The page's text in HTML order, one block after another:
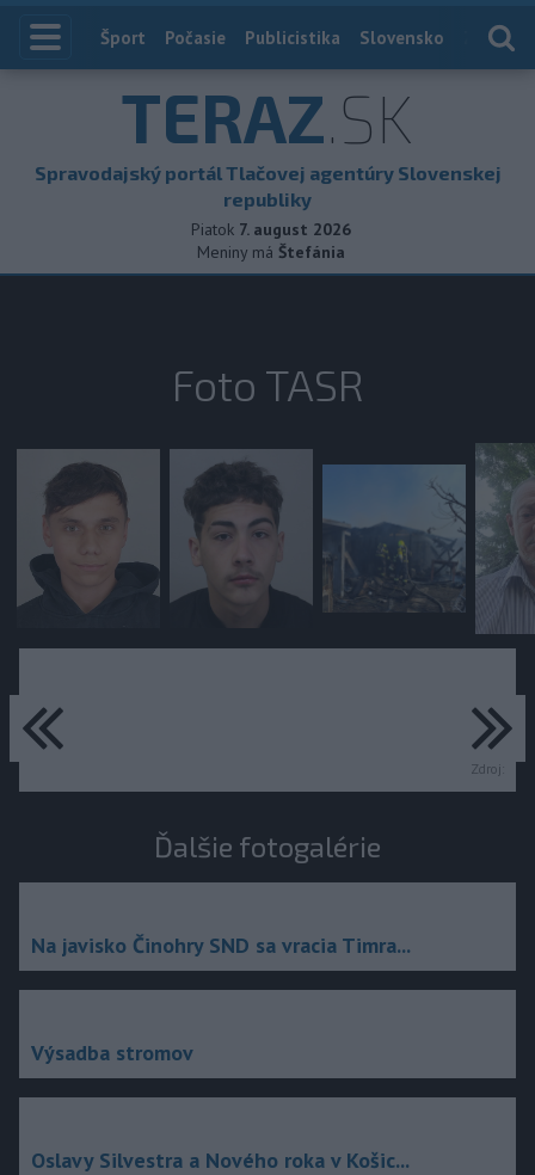
Index
Šport Počasie Publicistika Slovensko
TERAZ.SK
Spravodajský portál Tlačovej agentúry Slovenskej
republiky
Piatok 7. august 2026
Meniny má Štefánia
Foto TASR
Zdroj:
predchádzajúce
Ďalšie fotogalérie
Na javisko Činohry SND sa vracia Timra...
Výsadba stromov
Oslavy Silvestra a Nového roka v Košic...